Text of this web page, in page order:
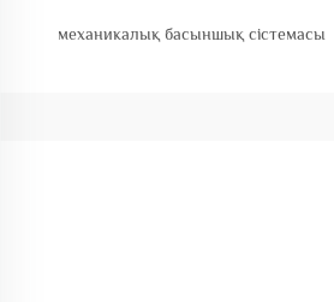
механикалық басыншық сістемасы